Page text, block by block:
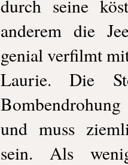
durch seine
anderem die
genial verfilmt
Laurie. Die
und muss
sein. Als